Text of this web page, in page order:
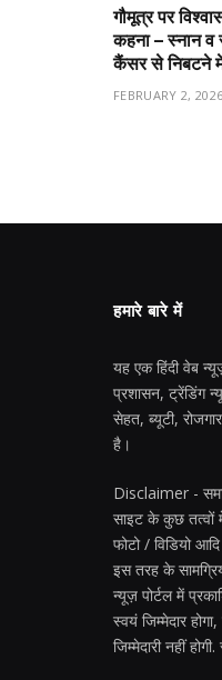
गौमूत्र पर
कहना – स्नान
कैंसर से निबटने
FEBRUARY 2, 2026
हमारे बारे में
यह एक हिंदी वेब
प्रशासन, ट्रेंडिंग
सेहत, ब्यूटी,
है।
Disclaimer -
साइट के कुछ तत्वों में
फोटो / विडियो
इस तरह के
न्यूज़ पोर्टल में
स्वयं जिम्मेदार
जिम्मेदारी नहीं